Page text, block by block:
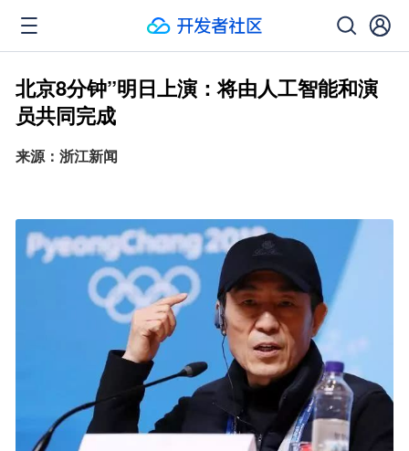
北京8分钟”明日上演：将由人工智能和演
员共同完成
来源：浙江新闻